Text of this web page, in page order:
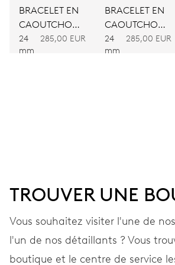
Remontage automatique
VIBRATIONS
BRACELET Acier
GARANTIE 2 années
BRACELET EN
CAOUTCHOUC
ROUGE
24
mm
285,00 EUR
BRACELET EN
CAOUTCHOUC
BLEU
24
mm
285,00 EUR
TROUVER UNE
Vous souhaitez visiter l'une de
l'un de nos détaillants ? Vous
boutique et le centre de service